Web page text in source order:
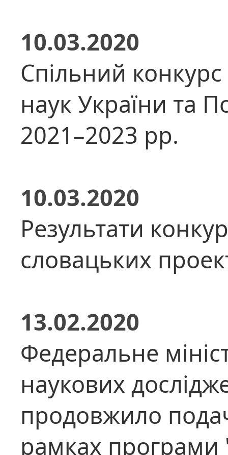
10.03.2020
Спільний конкурс
наук України та
2021–2023 рр.
10.03.2020
Результати
словацьких
13.02.2020
Федеральне
наукових
продовжило
рамках програми